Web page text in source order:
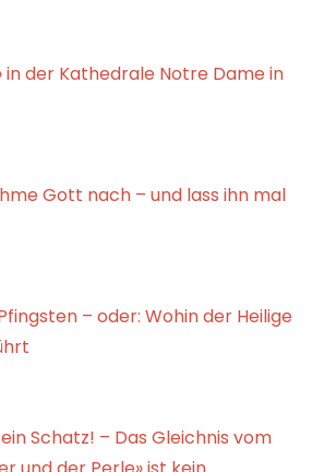
in der Kathedrale Notre Dame in
Gott nach – und lass ihn mal
– oder: Wohin der Heilige
Schatz! – Das Gleichnis vom